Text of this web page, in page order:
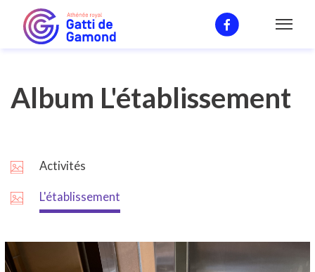
L'environement
Album L'établissement
Activités
L'établissement